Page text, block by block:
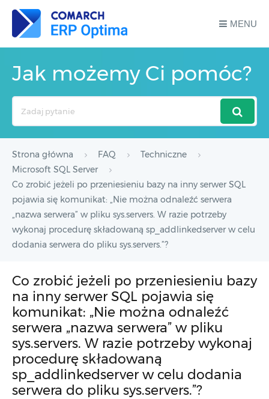
MENU
Jak możemy Ci pomóc?
Strona główna FAQ
Techniczne
Microsoft SQL Server
Co zrobić jeżeli po przeniesieniu bazy na inny serwer SQL
pojawia się komunikat: „Nie można odnaleźć serwera
„nazwa serwera” w pliku sys.servers. W razie potrzeby
wykonaj procedurę składowaną sp_addlinkedserver w celu
dodania serwera do pliku sys.servers.”?
Co zrobić jeżeli po przeniesieniu bazy
na inny serwer SQL pojawia się
komunikat: „Nie można odnaleźć
serwera „nazwa serwera” w pliku
sys.servers. W razie potrzeby wykonaj
procedurę składowaną
sp_addlinkedserver w celu dodania
serwera do pliku sys.servers.”?